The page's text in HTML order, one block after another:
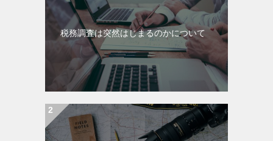
税務調査は突然はじまるのかについて